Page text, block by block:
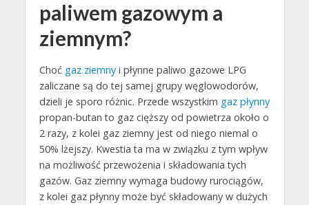
paliwem gazowym a
ziemnym?
Choć gaz ziemnyi płynne paliwo gazowe LPG
zaliczane są do tej samej grupy węglowodorów,
dzieli je sporo różnic. Przede wszystkim gaz płynny
propan-butan to gaz cięższy od powietrza około o
2 razy, z kolei gaz ziemny jest od niego niemal o
50% lżejszy. Kwestia ta ma w związku z tym wpływ
na możliwość przewożenia i składowania tych
gazów. Gaz ziemny wymaga budowy rurociągów,
z kolei gaz płynny może być składowany w dużych